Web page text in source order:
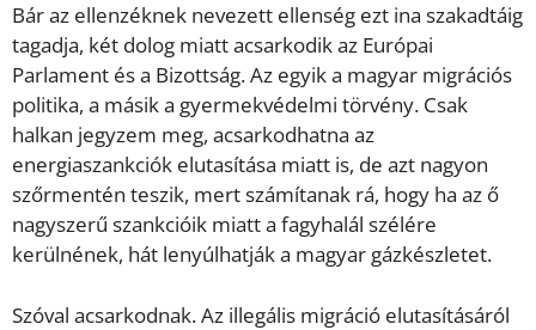
Bár az ellenzéknek nevezett ellenség ezt ina szakadtáig
tagadja, két dolog miatt acsarkodik az Európai
Parlament és a Bizottság. Az egyik a magyar migrációs
politika, a másik a gyermekvédelmi törvény. Csak
halkan jegyzem meg, acsarkodhatna az
energiaszankciók elutasítása miatt is, de azt nagyon
szőrmentén teszik, mert számítanak rá, hogy ha az ő
nagyszerű szankcióik miatt a fagyhalál szélére
kerülnének, hát lenyúlhatják a magyar gázkészletet.
Szóval acsarkodnak. Az illegális migráció elutasításáról